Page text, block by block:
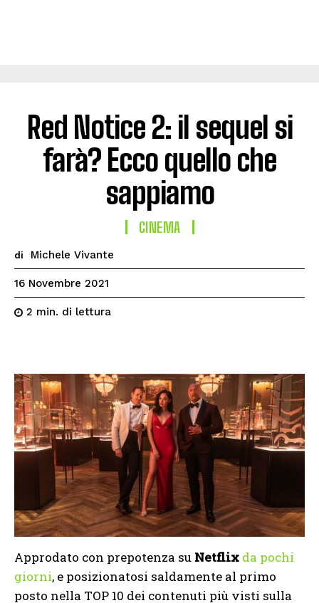
Red Notice 2: il sequel si
farà? Ecco quello che
sappiamo
CINEMA
di Michele Vivante
16 Novembre 2021
2 min. di lettura
Approdato con prepotenza su Netflix da pochi
giorni, e posizionatosi saldamente al primo
posto nella TOP 10 dei contenuti più visti sulla